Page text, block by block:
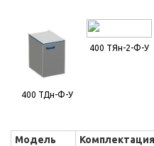
400 ТДн-Ф-У
400 ТЯн-2-Ф-У
Модель Комплектация